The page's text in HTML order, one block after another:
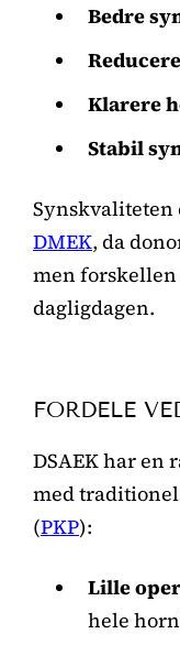
Bedre
Klarere
Stabil
Synskvaliteten
DMEK, da
men
dagligdagen.
FORDELE
DSAEK har
med
(PKP):
Lille
hele